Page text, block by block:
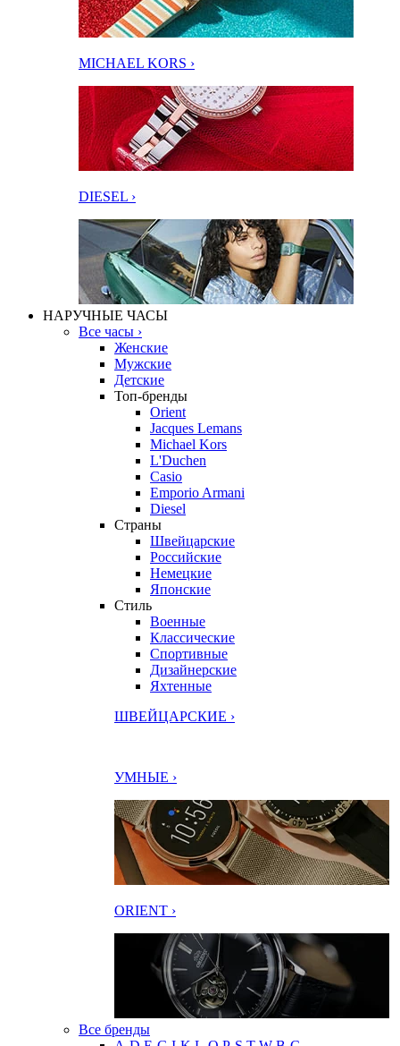
MICHAEL KORS ›
DIESEL ›
НАРУЧНЫЕ ЧАСЫ
Все часы ›
Женские
Мужские
Детские
Топ-бренды
Orient
Jacques Lemans
Michael Kors
L'Duchen
Casio
Emporio Armani
Diesel
Страны
Швейцарские
Российские
Немецкие
Японские
Стиль
Военные
Классические
Спортивные
Дизайнерские
Яхтенные
ШВЕЙЦАРСКИЕ ›
УМНЫЕ ›
ORIENT ›
Все бренды